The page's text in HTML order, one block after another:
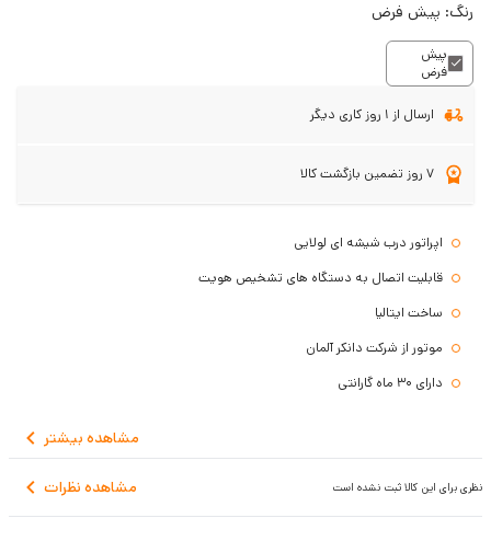
رنگ: پیش فرض
پیش
فرض
ارسال از 1 روز کاری دیگر
7 روز تضمین بازگشت کالا
اپراتور درب شیشه ای لولایی
قابلیت اتصال به دستگاه های تشخیص هویت
ساخت ایتالیا
موتور از شرکت دانکر آلمان
دارای 30 ماه گارانتی
مشاهده بیشتر
مشاهده نظرات نظری برای این کالا ثبت نشده است